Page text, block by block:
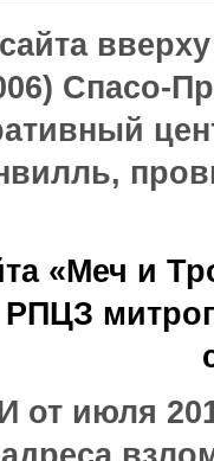
Спасо-
«Меч и
июля